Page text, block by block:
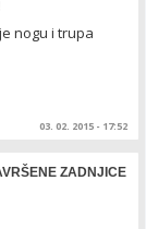
nogu i trupa
03. 02. 2015 - 17:52
ZADNJICE